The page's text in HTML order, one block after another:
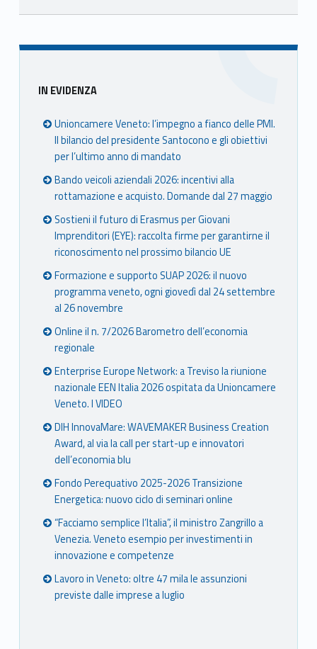
Skip back to main navigation
Sidebar
IN EVIDENZA
Unioncamere Veneto: l’impegno a fianco delle PMI.
Il bilancio del presidente Santocono e gli obiettivi
per l’ultimo anno di mandato
Bando veicoli aziendali 2026: incentivi alla
rottamazione e acquisto. Domande dal 27 maggio
Sostieni il futuro di Erasmus per Giovani
Imprenditori (EYE): raccolta firme per garantirne il
riconoscimento nel prossimo bilancio UE
Formazione e supporto SUAP 2026: il nuovo
programma veneto, ogni giovedì dal 24 settembre
al 26 novembre
Online il n. 7/2026 Barometro dell’economia
regionale
Enterprise Europe Network: a Treviso la riunione
nazionale EEN Italia 2026 ospitata da Unioncamere
Veneto. I VIDEO
DIH InnovaMare: WAVEMAKER Business Creation
Award, al via la call per start-up e innovatori
dell’economia blu
Fondo Perequativo 2025-2026 Transizione
Energetica: nuovo ciclo di seminari online
“Facciamo semplice l’Italia”, il ministro Zangrillo a
Venezia. Veneto esempio per investimenti in
innovazione e competenze
Lavoro in Veneto: oltre 47 mila le assunzioni
previste dalle imprese a luglio